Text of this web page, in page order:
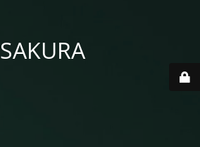
SAKURA